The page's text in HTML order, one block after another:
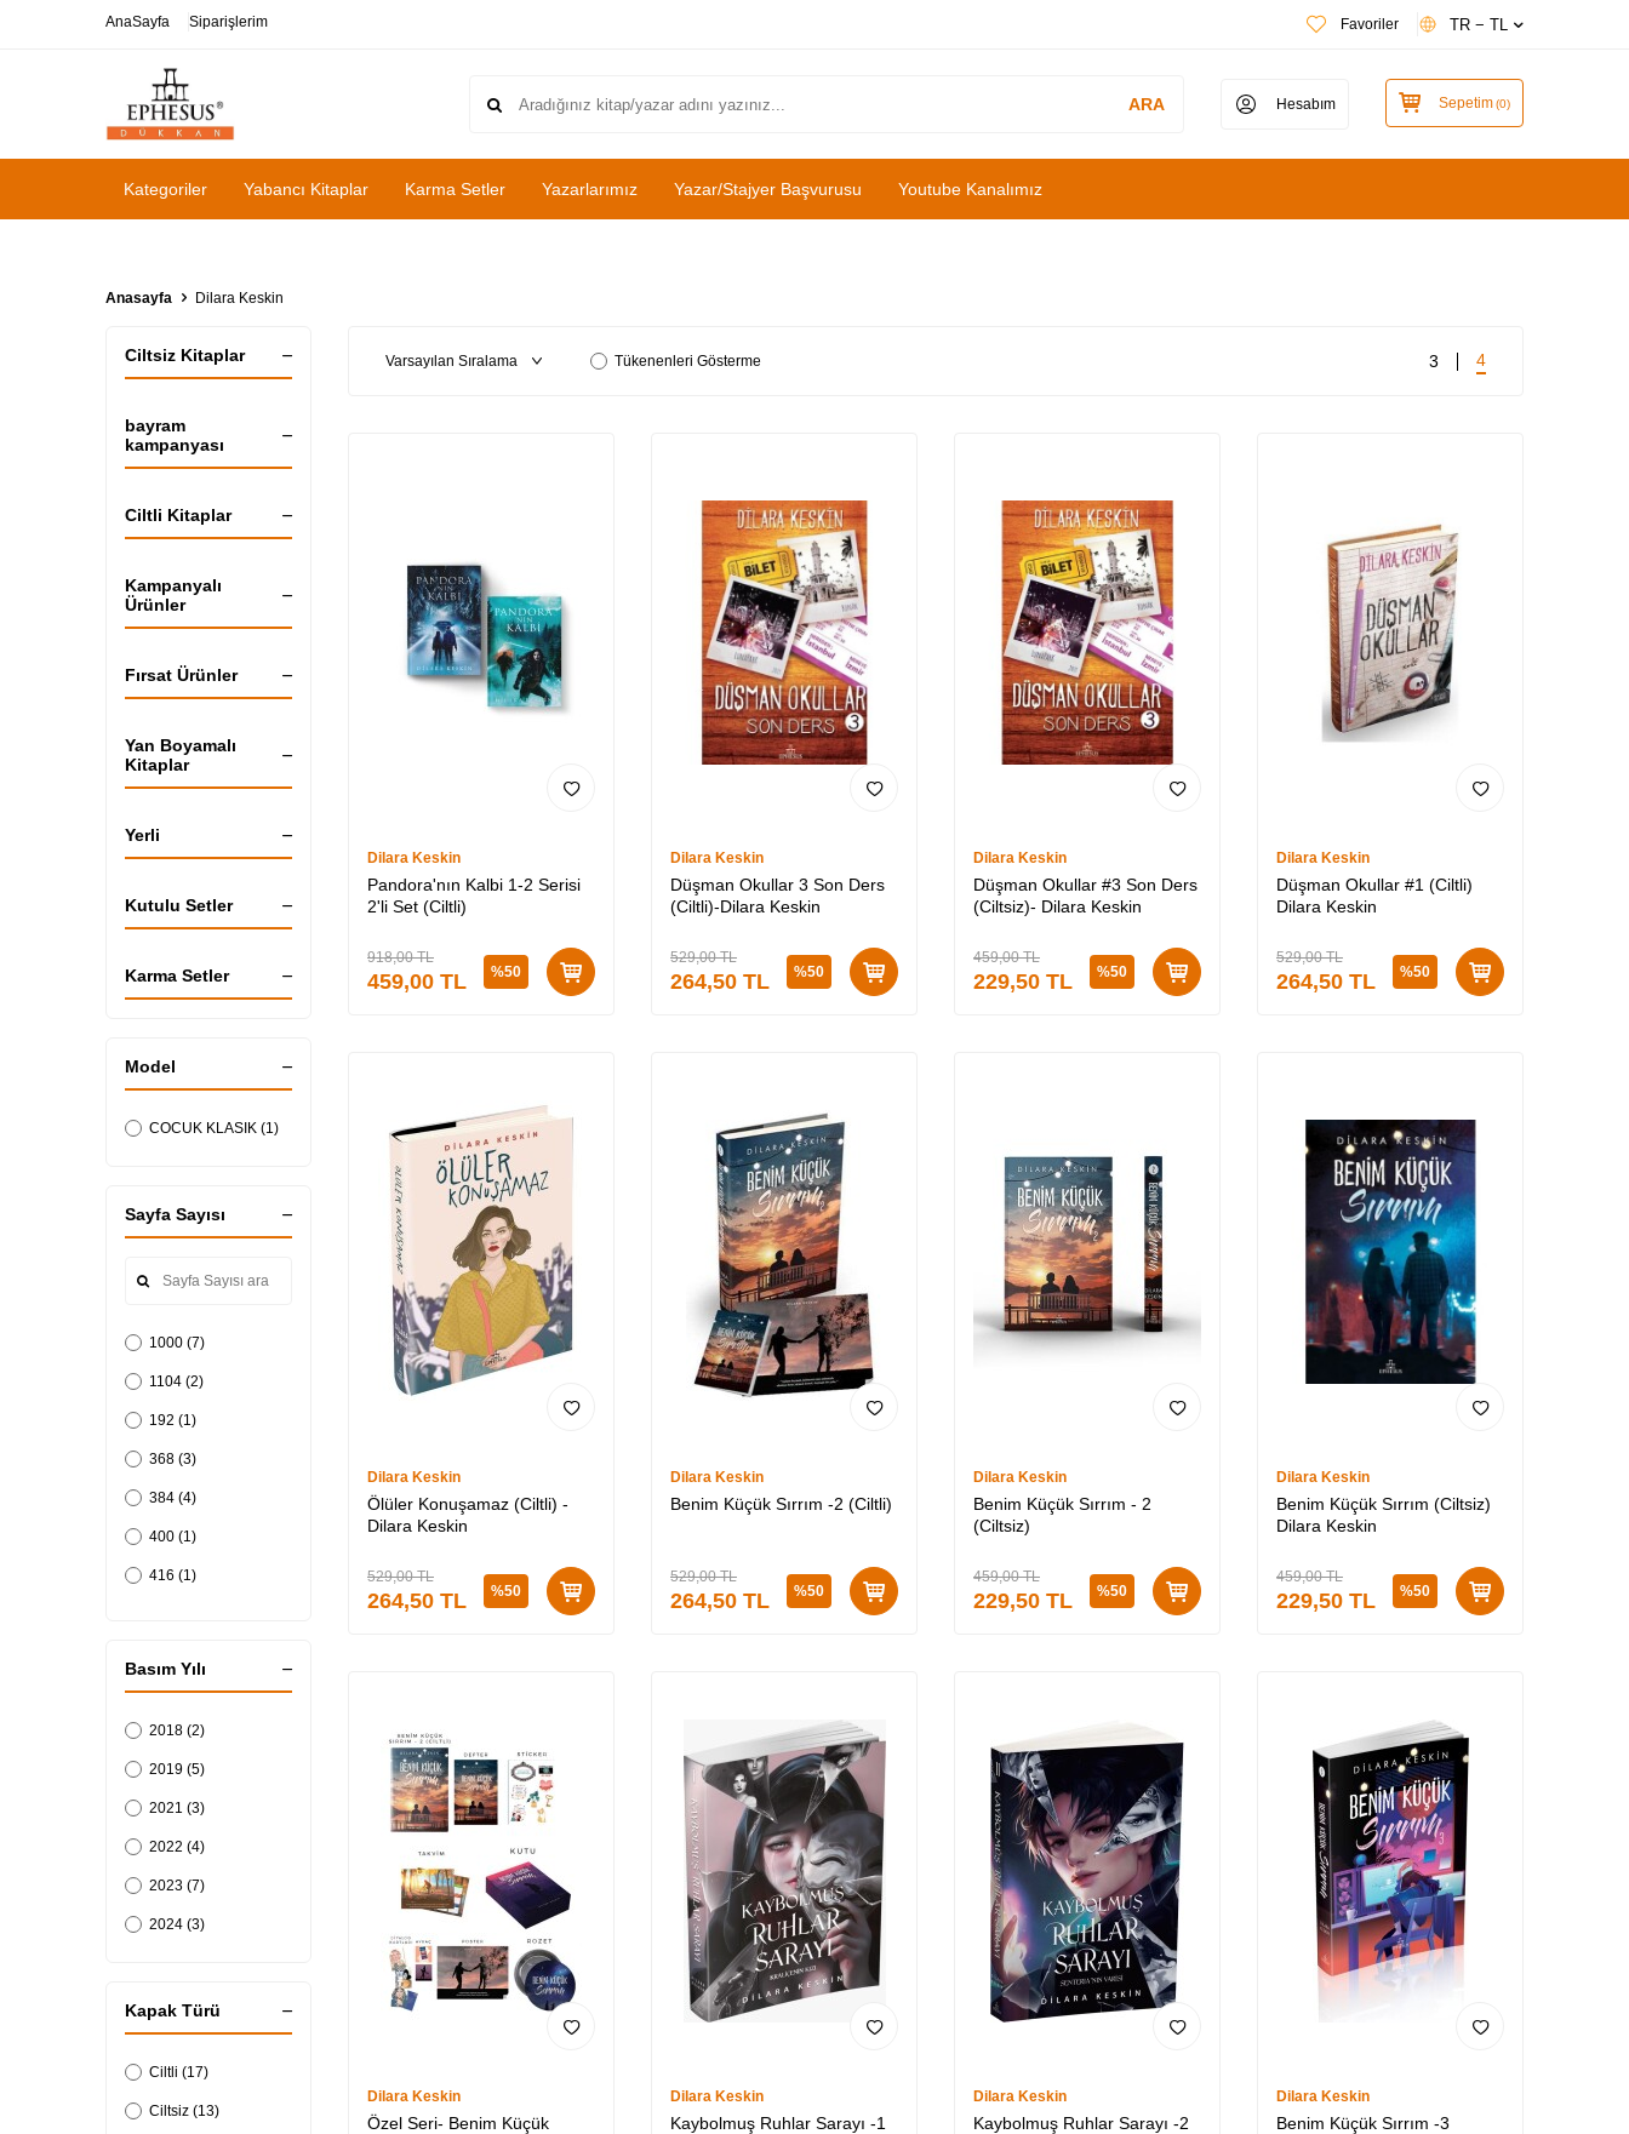
AnaSayfa Siparişlerim Favoriler TR − TL
ARA Hesabım Sepetim(0)
Kategoriler Yabancı Kitaplar Karma Setler Yazarlarımız Yazar/Stajyer Başvurusu Youtube Kanalımız
Anasayfa Dilara Keskin
Ciltsiz Kitaplar
bayram
kampanyası
Ciltli Kitaplar
Kampanyalı
Ürünler
Fırsat Ürünler
Yan Boyamalı
Kitaplar
Yerli
Kutulu Setler
Karma Setler
Model
COCUK KLASIK (1)
Sayfa Sayısı
1000 (7)
1104 (2)
192 (1)
368 (3)
384 (4)
400 (1)
416 (1)
448 (2)
496 (1)
Basım Yılı
2018 (2)
2019 (5)
2021 (3)
2022 (4)
2023 (7)
2024 (3)
Kapak Türü
Ciltli (17)
Ciltsiz (13)
Tükenenleri Gösterme 3 4
Dilara Keskin
Pandora'nın Kalbi 1-2 Serisi
2'li Set (Ciltli)
918,00TL
459,00 TL %50
Dilara Keskin
Düşman Okullar 3 Son Ders
(Ciltli)-Dilara Keskin
529,00TL
264,50 TL %50
Dilara Keskin
Düşman Okullar #3 Son Ders
(Ciltsiz)- Dilara Keskin
459,00TL
229,50 TL %50
Dilara Keskin
Düşman Okullar #1 (Ciltli)
Dilara Keskin
529,00TL
264,50 TL %50
Dilara Keskin
Ölüler Konuşamaz (Ciltli) -
Dilara Keskin
529,00TL
264,50 TL %50
Dilara Keskin
Benim Küçük Sırrım -2 (Ciltli)
529,00TL
264,50 TL %50
Dilara Keskin
Benim Küçük Sırrım - 2
(Ciltsiz)
459,00TL
229,50 TL %50
Dilara Keskin
Benim Küçük Sırrım (Ciltsiz)
Dilara Keskin
459,00TL
229,50 TL %50
Dilara Keskin
Özel Seri- Benim Küçük
Dilara Keskin
Kaybolmuş Ruhlar Sarayı -1
Dilara Keskin
Kaybolmuş Ruhlar Sarayı -2
Dilara Keskin
Benim Küçük Sırrım -3